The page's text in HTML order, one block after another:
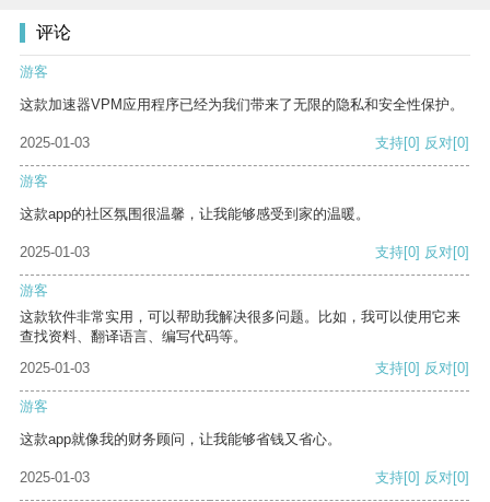
评论
游客
这款加速器VPM应用程序已经为我们带来了无限的隐私和安全性保护。
2025-01-03 支持[0] 反对[0]
游客
这款app的社区氛围很温馨，让我能够感受到家的温暖。
2025-01-03 支持[0] 反对[0]
游客
这款软件非常实用，可以帮助我解决很多问题。比如，我可以使用它来
查找资料、翻译语言、编写代码等。
2025-01-03
支持[0] 反对[0]
游客
这款app就像我的财务顾问，让我能够省钱又省心。
2025-01-03 支持[0] 反对[0]